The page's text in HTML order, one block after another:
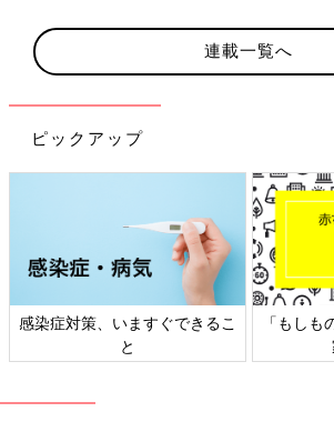
連載一覧へ
ピックアップ
感染症対策、いますぐできるこ
と
「もしも